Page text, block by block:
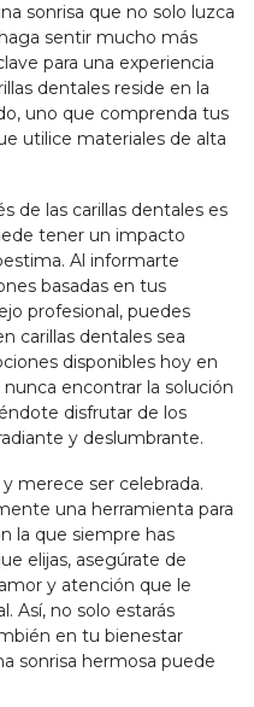
sonrisa que no solo luzca
sentir mucho más
para una experiencia
dentales reside en la
uno que comprenda tus
utilice materiales de alta
de las carillas dentales es
tener un impacto
Al informarte
basadas en tus
profesional, puedes
carillas dentales sea
disponibles hoy en
encontrar la solución
disfrutar de los
y deslumbrante.
merece ser celebrada.
una herramienta para
la que siempre has
elijas, asegúrate de
y atención que le
Así, no solo estarás
en tu bienestar
sonrisa hermosa puede